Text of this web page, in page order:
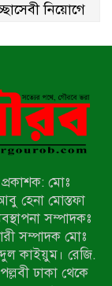
নিয়োগে
প্রকাশ;
প্রচারণা
মাদরাসার
৪০ হাজার
অপমৃত্যু,
ফ্রন্টের
প্রতিবাদে
মোঃ
হেনা মোস্তফা
সম্পাদকঃ
সম্পাদক মোঃ
কাইয়ুম। রেজি.
ঢাকা থেকে